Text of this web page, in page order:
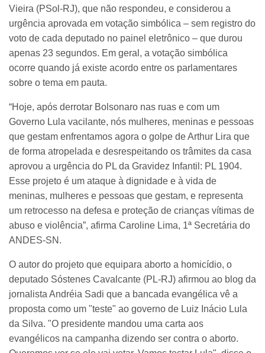
Vieira (PSol-RJ), que não respondeu, e considerou a
urgência aprovada em votação simbólica – sem registro do
voto de cada deputado no painel eletrônico – que durou
apenas 23 segundos. Em geral, a votação simbólica
ocorre quando já existe acordo entre os parlamentares
sobre o tema em pauta.
“Hoje, após derrotar Bolsonaro nas ruas e com um
Governo Lula vacilante, nós mulheres, meninas e pessoas
que gestam enfrentamos agora o golpe de Arthur Lira que
de forma atropelada e desrespeitando os trâmites da casa
aprovou a urgência do PL da Gravidez Infantil: PL 1904.
Esse projeto é um ataque à dignidade e à vida de
meninas, mulheres e pessoas que gestam, e representa
um retrocesso na defesa e proteção de crianças vítimas de
abuso e violência”, afirma Caroline Lima, 1ª Secretária do
ANDES-SN.
O autor do projeto que equipara aborto a homicídio, o
deputado Sóstenes Cavalcante (PL-RJ) afirmou ao blog da
jornalista Andréia Sadi que a bancada evangélica vê a
proposta como um "teste" ao governo de Luiz Inácio Lula
da Silva. "O presidente mandou uma carta aos
evangélicos na campanha dizendo ser contra o aborto.